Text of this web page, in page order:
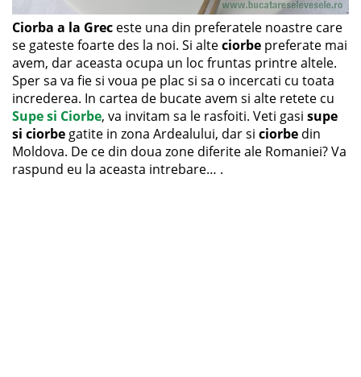
Ciorba a la Grec este una din preferatele noastre care
se gateste foarte des la noi. Si alteciorbe preferate mai
avem, dar aceasta ocupa un loc fruntas printre altele.
Sper sa va fie si voua pe plac si sa o incercati cu toata
increderea. In cartea de bucate avem si alte retete cu
Supe si Ciorbe, va invitam sa le rasfoiti. Veti gasi supe
si ciorbe gatite in zona Ardealului, dar si ciorbe din
Moldova. De ce din doua zone diferite ale Romaniei? Va
raspund eu la aceasta intrebare… .